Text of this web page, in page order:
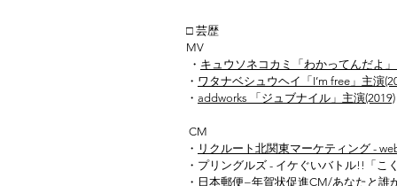
□ 芸歴
MV​
・ キュウソネコカミ「わかってんだよ
・ ワタナベシュウヘイ「I’m free」主演
・ addworks 「ジュブナイル」主演(2019)​
CM
・ リクルート北関東マーケティング -
・プリングルズ - イケぐいバトル!!「こ
・ 日本郵便−年賀状促進CM/あなたと誰